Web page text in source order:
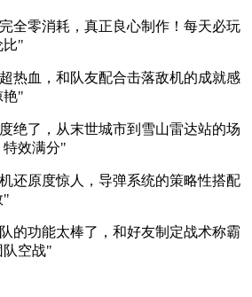
全零消耗，真正良心制作！每天必玩
比"
热血，和队友配合击落敌机的成就感
艳"
绝了，从末世城市到雪山雷达站的场
特效满分"
还原度惊人，导弹系统的策略性搭配
"
的功能太棒了，和好友制定战术称霸
队空战"